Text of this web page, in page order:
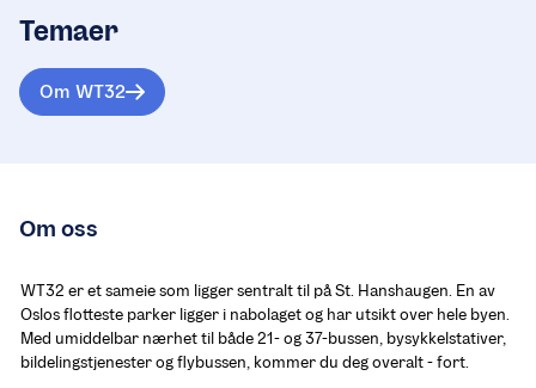
Temaer
Om WT32
Om oss
WT32 er et sameie som ligger sentralt til på St. Hanshaugen. En av
Oslos flotteste parker ligger i nabolaget og har utsikt over hele byen.
Med umiddelbar nærhet til både 21- og 37-bussen, bysykkelstativer,
bildelingstjenester og flybussen, kommer du deg overalt - fort.